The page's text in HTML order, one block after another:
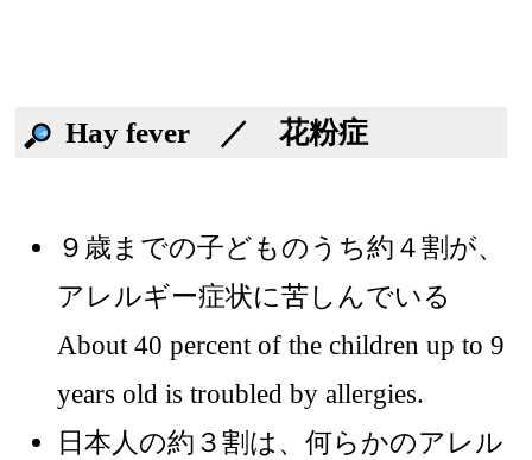
Hay fever ／ 花粉症
９歳までの子どものうち約４割が、
アレルギー症状に苦しんでいる
About 40 percent of the children up to 9
years old is troubled by allergies.
日本人の約３割は、何らかのアレル